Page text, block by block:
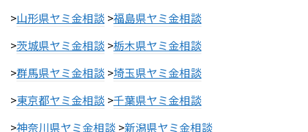
>山形県ヤミ金相談 >福島県ヤミ金相談
>茨城県ヤミ金相談 >栃木県ヤミ金相談
>群馬県ヤミ金相談 >埼玉県ヤミ金相談
>東京都ヤミ金相談 >千葉県ヤミ金相談
>神奈川県ヤミ金相談 >新潟県ヤミ金相談